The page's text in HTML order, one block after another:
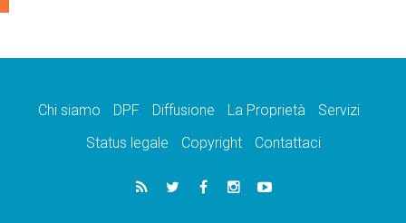
Chi siamo DPF Diffusione La Proprietà
Servizi
Status legale
Copyright Contattaci